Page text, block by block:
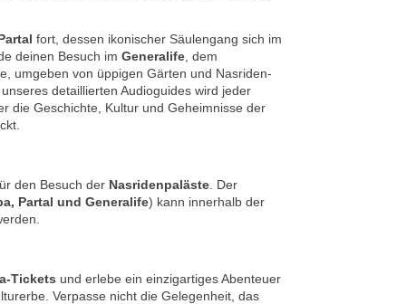
fort, dessen ikonischer Säulengang sich im
deinen Besuch im Generalife , dem
umgeben von üppigen Gärten und Nasriden-
detaillierten Audioguides wird jeder
die Geschichte, Kultur und Geheimnisse der
den Besuch der Nasridenpaläste . Der
Partal und Generalife) kann innerhalb der
Tickets und erlebe ein einzigartiges Abenteuer
Verpasse nicht die Gelegenheit, das